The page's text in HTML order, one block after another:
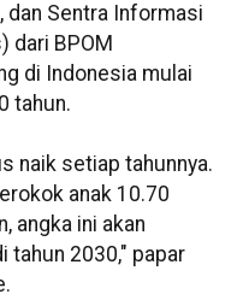
dan Sentra Informasi
dari BPOM
di Indonesia mulai
tahun.
naik setiap tahunnya.
anak 10.70
angka ini akan
tahun 2030," papar